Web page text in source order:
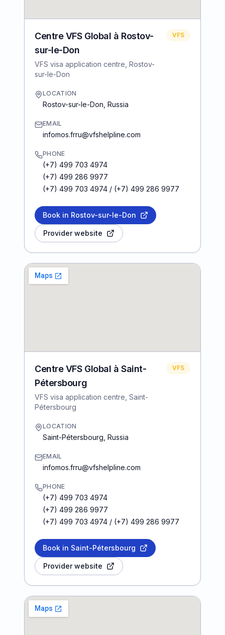
Centre VFS Global à Rostov-
sur-le-Don
VFS visa application centre, Rostov-
sur-le-Don
VFS
LOCATION
Rostov-sur-le-Don Russia
EMAIL
infomos.frru@vfshelpline.com
PHONE
(+7) 499 703 4974
(+7) 499 286 9977
(+7) 499 703 4974 / (+7) 499 286 9977
Book in Rostov-sur-le-Don
Provider website
Centre VFS Global à Saint-
Pétersbourg
VFS visa application centre, Saint-
Pétersbourg
VFS
LOCATION
Saint-Pétersbourg Russia
EMAIL
infomos.frru@vfshelpline.com
PHONE
(+7) 499 703 4974
(+7) 499 286 9977
(+7) 499 703 4974 / (+7) 499 286 9977
Book in Saint-Pétersbourg
Provider website